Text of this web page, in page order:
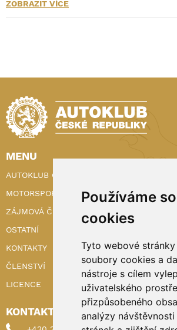
Používáme
cookies
Tyto webové
soubory cookies a
nástroje s cílem
uživatelského
přizpůsobeného
analýzy
ZOBRAZIT VÍCE
MENU
AUTOKLUB ČR
MOTORSPORT
ZÁJMOVÁ ČINNOST
OSTATNÍ
KONTAKTY
ČLENSTVÍ
LICENCE
KONTAKTY